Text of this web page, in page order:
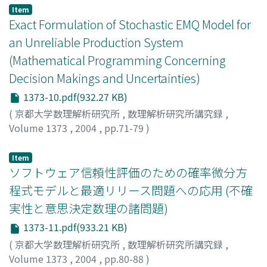
Yoshinobu
Item
Exact Formulation of Stochastic EMQ Model for
an Unreliable Production System
(Mathematical Programming Concerning
Decision Makings and Uncertainties)
1373-10.pdf(932.27 KB)
( 京都大学数理解析研究所 , 数理解析研究所講究録 ,
Volume 1373 , 2004 , pp.71-79 )
Item
ソフトウェア信頼性評価のための確率微分方
程式モデルと最適リリース問題への応用 (不確
実性と意思決定数理の諸問題)
1373-11.pdf(933.21 KB)
( 京都大学数理解析研究所 , 数理解析研究所講究録 ,
Volume 1373 , 2004 , pp.80-88 )